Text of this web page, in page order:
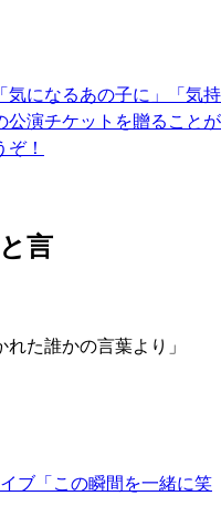
気になるあの子に」「気持
公演チケットを贈ることが
！
言
た誰かの言葉より」
ブ「この瞬間を一緒に笑